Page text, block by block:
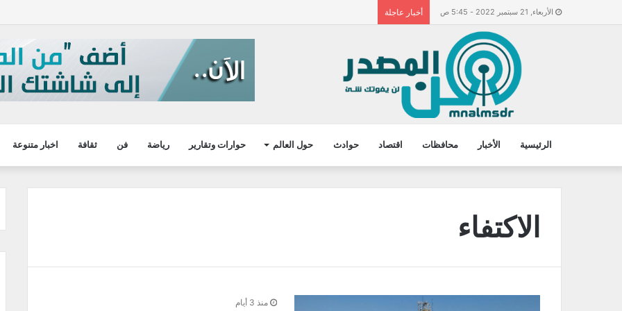
الأربعاء, 21 سبتمبر 2022 - 5:45 ص أخبار عاجلة
الرئيسية الأخبار محافظات اقتصاد حوادث حول العالم حوارات وتقارير رياضة فن ثقافة اخبار متنوعة
الاكتفاء
منذ 3 أيام